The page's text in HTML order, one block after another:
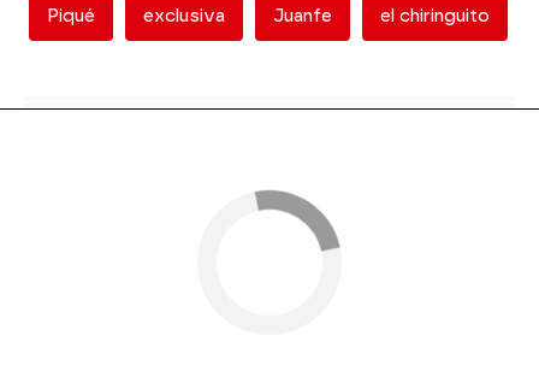
Piqué exclusiva Juanfe el chiringuito